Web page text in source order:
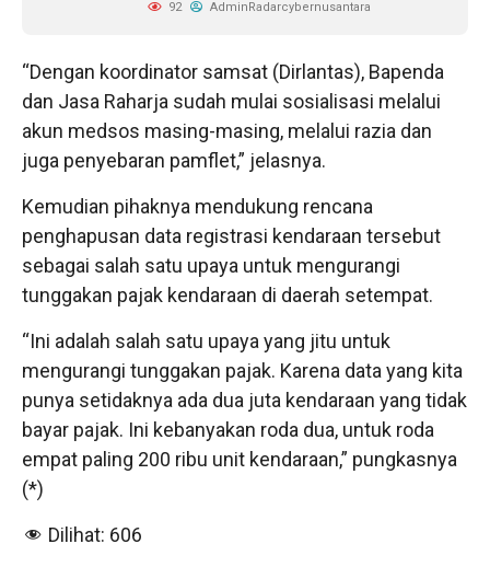
92 AdminRadarcybernusantara
“Dengan koordinator samsat (Dirlantas), Bapenda
dan Jasa Raharja sudah mulai sosialisasi melalui
akun medsos masing-masing, melalui razia dan
juga penyebaran pamflet,” jelasnya.
Kemudian pihaknya mendukung rencana
penghapusan data registrasi kendaraan tersebut
sebagai salah satu upaya untuk mengurangi
tunggakan pajak kendaraan di daerah setempat.
“Ini adalah salah satu upaya yang jitu untuk
mengurangi tunggakan pajak. Karena data yang kita
punya setidaknya ada dua juta kendaraan yang tidak
bayar pajak. Ini kebanyakan roda dua, untuk roda
empat paling 200 ribu unit kendaraan,” pungkasnya
(*)
Dilihat: 606